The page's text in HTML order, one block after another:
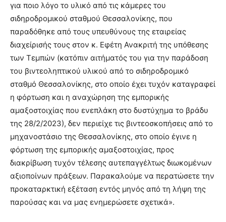
για ποιο λόγο το υλικό από τις κάμερες του
σιδηροδρομικού σταθμού Θεσσαλονίκης, που
παραδόθηκε από τους υπευθύνους της εταιρείας
διαχείρισής τους στον κ. Εφέτη Ανακριτή της υπόθεσης
των Τεμπών (κατόπιν αιτήματός του για την παράδοση
του βιντεοληπτικού υλικού από το σιδηροδρομικό
σταθμό Θεσσαλονίκης, στο οποίο έχει τυχόν καταγραφεί
η φόρτωση και η αναχώρηση της εμπορικής
αμαξοστοιχίας που ενεπλάκη στο δυστύχημα το βράδυ
της 28/2/2023), δεν περιείχε τις βιντεοσκοπήσεις από το
μηχανοστάσιο της Θεσσαλονίκης, στο οποίο έγινε η
φόρτωση της εμπορικής αμαξοστοιχίας, προς
διακρίβωση τυχόν τέλεσης αυτεπαγγέλτως διωκομένων
αξιοποίνων πράξεων. Παρακαλούμε να περατώσετε την
προκαταρκτική εξέταση εντός μηνός από τη λήψη της
παρούσας και να μας ενημερώσετε σχετικά».